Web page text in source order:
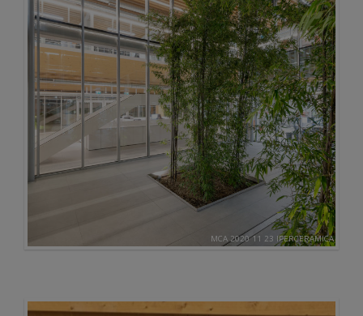
MCA 2020 11 23 IPERCERAMICA